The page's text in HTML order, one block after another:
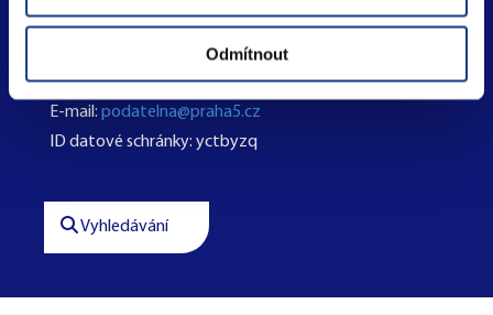
Odmítnout
Tel.:+420 257 000 511
E-mail: podatelna@praha5.cz
ID datové schránky: yctbyzq
Vyhledávání